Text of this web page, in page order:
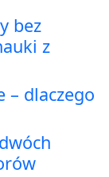
bez
z
– dlaczego